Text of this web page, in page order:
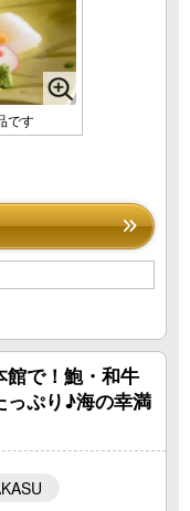
です
館で！鮑・和牛
っぷり♪海の幸満